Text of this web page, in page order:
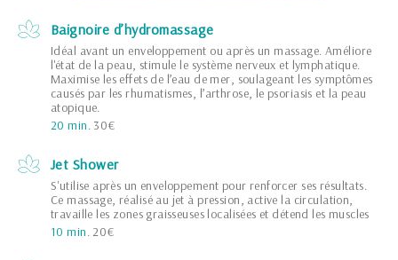
Baignoire d’hydromassage
Idéal avant un enveloppement ou après un massage. Améliore
l'état de la peau, stimule le système nerveux et lymphatique.
Maximise les effets de l’eau de mer, soulageant les symptômes
causés par les rhumatismes, l’arthrose, le psoriasis et la peau
atopique.
20 min.30€
Jet Shower
S'utilise après un enveloppement pour renforcer ses résultats.
Ce massage, réalisé au jet à pression, active la circulation,
travaille les zones graisseuses localisées et détend les muscles
10 min.20€